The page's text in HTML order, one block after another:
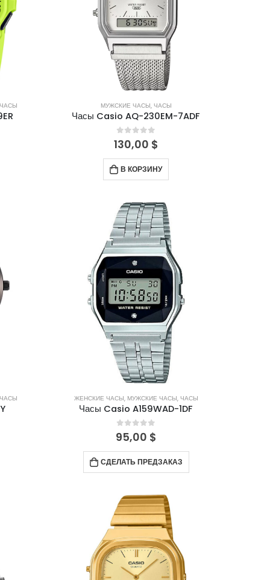
ЧАСЫ МУЖСКИЕ ЧАСЫ, ЧАСЫ
Часы Casio AQ-230EM-7ADF
0out of 5
130,00 $
В КОРЗИНУ
ЧАСЫ ЖЕНСКИЕ ЧАСЫ, МУЖСКИЕ ЧАСЫ, ЧАСЫ
Часы Casio A159WAD-1DF
0 out of 5
95,00 $
СДЕЛАТЬ ПРЕДЗАКАЗ